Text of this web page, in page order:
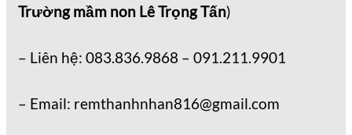
Trường mầm non Lê Trọng Tấn)
– Liên hệ: 083.836.9868 – 091.211.9901
– Email: remthanhnhan816@gmail.com